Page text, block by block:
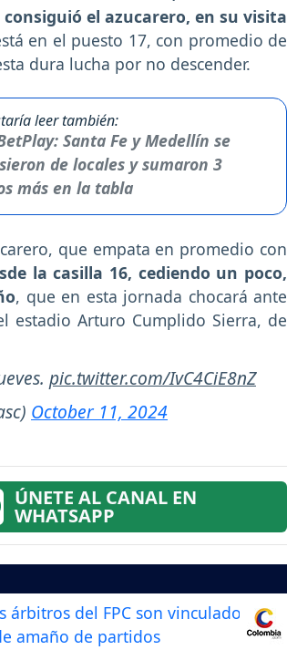
el azucarero, en su visita
en el puesto 17, con promedio de
dura lucha por no descender.
leer también:
Santa Fe y Medellín se
de locales y sumaron 3
más en la tabla
que empata en promedio con
la casilla 16, cediendo un poco,
, que en esta jornada chocará ante
estadio Arturo Cumplido Sierra, de
pic.twitter.com/IvC4CiE8nZ
October 11, 2024
ÚNETE AL CANAL EN
WHATSAPP